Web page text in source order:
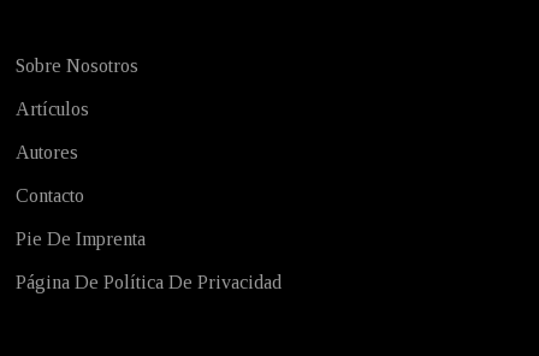
Sobre Nosotros
Artículos
Autores
Contacto
Pie De Imprenta
Página De Política De Privacidad